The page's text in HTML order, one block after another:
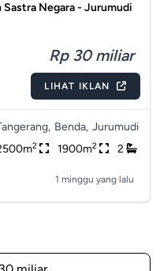
Negara - Jurumudi
Rp 30 miliar
LIHAT IKLAN
Benda, Jurumudi
2 1900m2 2
1 minggu yang lalu